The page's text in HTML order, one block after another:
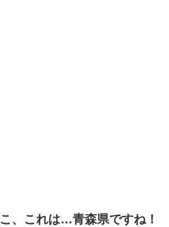
こ、これは…青森県ですね！